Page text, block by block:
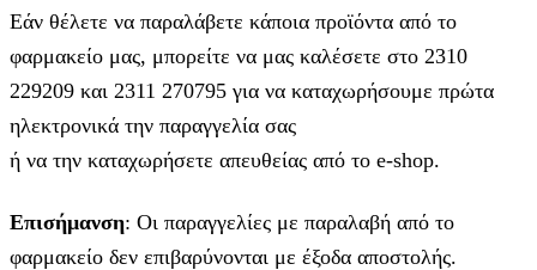
Εάν θέλετε να παραλάβετε κάποια προϊόντα από το
φαρμακείο μας, μπορείτε να μας καλέσετε στο 2310
229209 και 2311 270795 για να καταχωρήσουμε πρώτα
ηλεκτρονικά την παραγγελία σας
ή να την καταχωρήσετε απευθείας από το e-shop.
Επισήμανση: Οι παραγγελίες με παραλαβή από το
φαρμακείο δεν επιβαρύνονται με έξοδα αποστολής.